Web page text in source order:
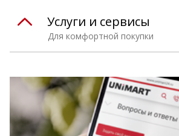
Для комфортной покупки
Услуги и сервисы